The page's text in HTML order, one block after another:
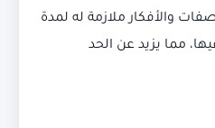
والأفكار ملازمة له لمدة
مما يزيد عن الحد